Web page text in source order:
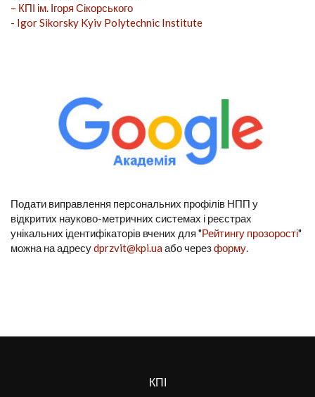
– КПІ ім. Ігоря Сікорського
- Igor Sikorsky Kyiv Polytechnic Institute
Подати виправлення персональних профілів НПП у
відкритих науково-метричних системах і реєстрах
унікальних ідентифікаторів вчених для "Рейтингу прозорості"
можна на адресуdprzvit@kpi.uaабо черезформу.
КПІ